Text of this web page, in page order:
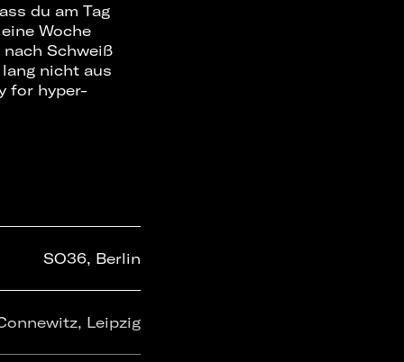
du am Tag
Woche
Schweiß
nicht aus
for hyper-
SO36, Berlin
Leipzig